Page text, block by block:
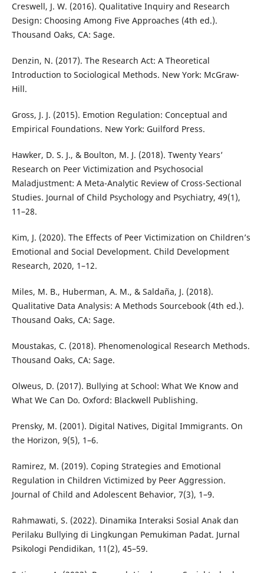
Creswell, J. W. (2016). Qualitative Inquiry and Research
Design: Choosing Among Five Approaches (4th ed.).
Thousand Oaks, CA: Sage.
Denzin, N. (2017). The Research Act: A Theoretical
Introduction to Sociological Methods. New York: McGraw-
Hill.
Gross, J. J. (2015). Emotion Regulation: Conceptual and
Empirical Foundations. New York: Guilford Press.
Hawker, D. S. J., & Boulton, M. J. (2018). Twenty Years’
Research on Peer Victimization and Psychosocial
Maladjustment: A Meta-Analytic Review of Cross-Sectional
Studies. Journal of Child Psychology and Psychiatry, 49(1),
11–28.
Kim, J. (2020). The Effects of Peer Victimization on Children’s
Emotional and Social Development. Child Development
Research, 2020, 1–12.
Miles, M. B., Huberman, A. M., & Saldaña, J. (2018).
Qualitative Data Analysis: A Methods Sourcebook (4th ed.).
Thousand Oaks, CA: Sage.
Moustakas, C. (2018). Phenomenological Research Methods.
Thousand Oaks, CA: Sage.
Olweus, D. (2017). Bullying at School: What We Know and
What We Can Do. Oxford: Blackwell Publishing.
Prensky, M. (2001). Digital Natives, Digital Immigrants. On
the Horizon, 9(5), 1–6.
Ramirez, M. (2019). Coping Strategies and Emotional
Regulation in Children Victimized by Peer Aggression.
Journal of Child and Adolescent Behavior, 7(3), 1–9.
Rahmawati, S. (2022). Dinamika Interaksi Sosial Anak dan
Perilaku Bullying di Lingkungan Pemukiman Padat. Jurnal
Psikologi Pendidikan, 11(2), 45–59.